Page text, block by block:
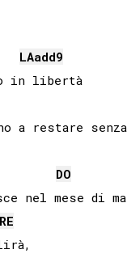
LAadd9
in libertà
DO
nel mese di
RE